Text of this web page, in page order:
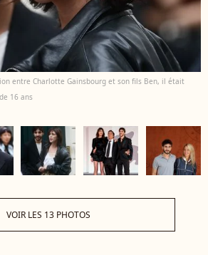
entre Charlotte Gainsbourg et son fils Ben, il était
16 ans
VOIR LES 13 PHOTOS